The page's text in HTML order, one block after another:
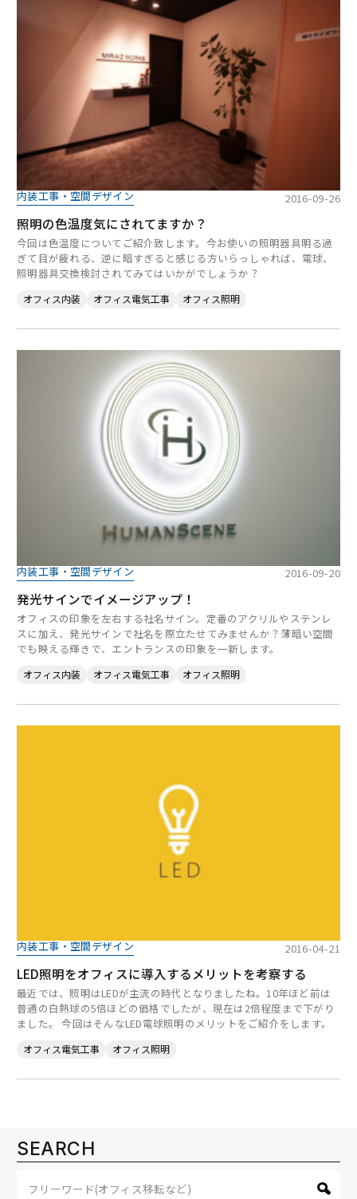
内装工事・空間デザイン 2016-09-26
照明の色温度気にされてますか？
今回は色温度についてご紹介致します。今お使いの照明器具明る過
ぎて目が疲れる、逆に暗すぎると感じる方いらっしゃれば、電球、
照明器具交換検討されてみてはいかがでしょうか？
オフィス内装 オフィス電気工事 オフィス照明
内装工事・空間デザイン 2016-09-20
発光サインでイメージアップ！
オフィスの印象を左右する社名サイン。定番のアクリルやステンレ
スに加え、発光サインで社名を際立たせてみませんか？薄暗い空間
でも映える輝きで、エントランスの印象を一新します。
オフィス内装 オフィス電気工事 オフィス照明
内装工事・空間デザイン 2016-04-21
LED照明をオフィスに導入するメリットを考察する
最近では、照明はLEDが主流の時代となりましたね。10年ほど前は
普通の白熱球の5倍ほどの価格でしたが、現在は2倍程度まで下がり
ました。 今回はそんなLED電球照明のメリットをご紹介をします。
オフィス電気工事 オフィス照明
SEARCH